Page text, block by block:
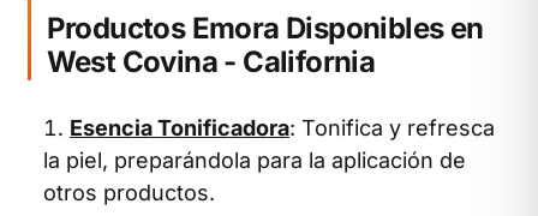
Productos Emora Disponibles en
West Covina - California
Esencia Tonificadora: Tonifica y refresca
la piel, preparándola para la aplicación de
otros productos.